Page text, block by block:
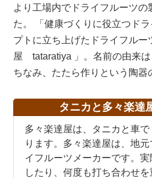
より工場内でドライフルーツの
た。 「健康づくりに役立つド
プトに立ち上げたドライフルー
屋 tataratiya 」。名前の由来は
ちなみ、たたら作りという陶器
タニカと多々楽達
多々楽達屋は、タニカと車
ります。多々楽達屋は、地
イフルーツメーカーです。
したり、何度も打ち合わせ